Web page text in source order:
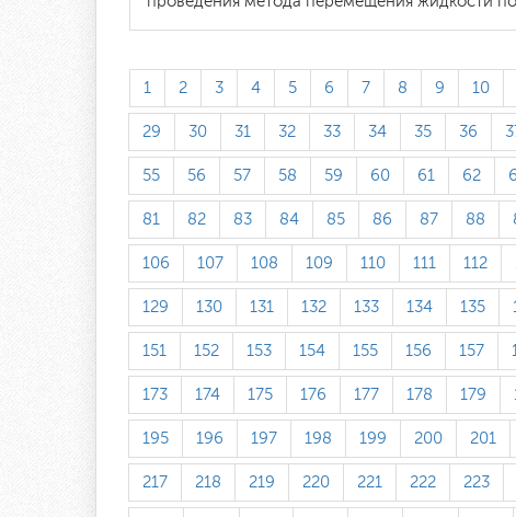
1 2 3 4 5 6 7 8 9 10
29 30 31 32 33 34 35 36
55 56 57 58 59 60 61 62
81 82 83 84 85 86 87 88
106 107 108 109 110 111 112
129 130 131 132 133 134 135
151 152 153 154 155 156 157
173 174 175 176 177 178 179
195 196 197 198 199 200 201
217 218 219 220 221 222 223